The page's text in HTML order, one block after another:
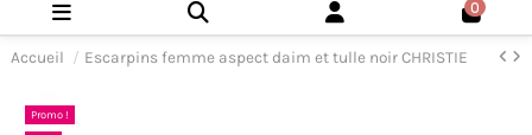
0
Accueil Escarpins femme aspect daim et tulle noir CHRISTIE
Promo !